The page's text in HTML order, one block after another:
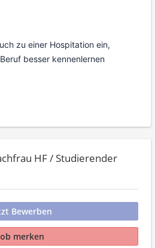
zu einer Hospitation ein,
besser kennenlernen
HF / Studierender
Bewerben
merken